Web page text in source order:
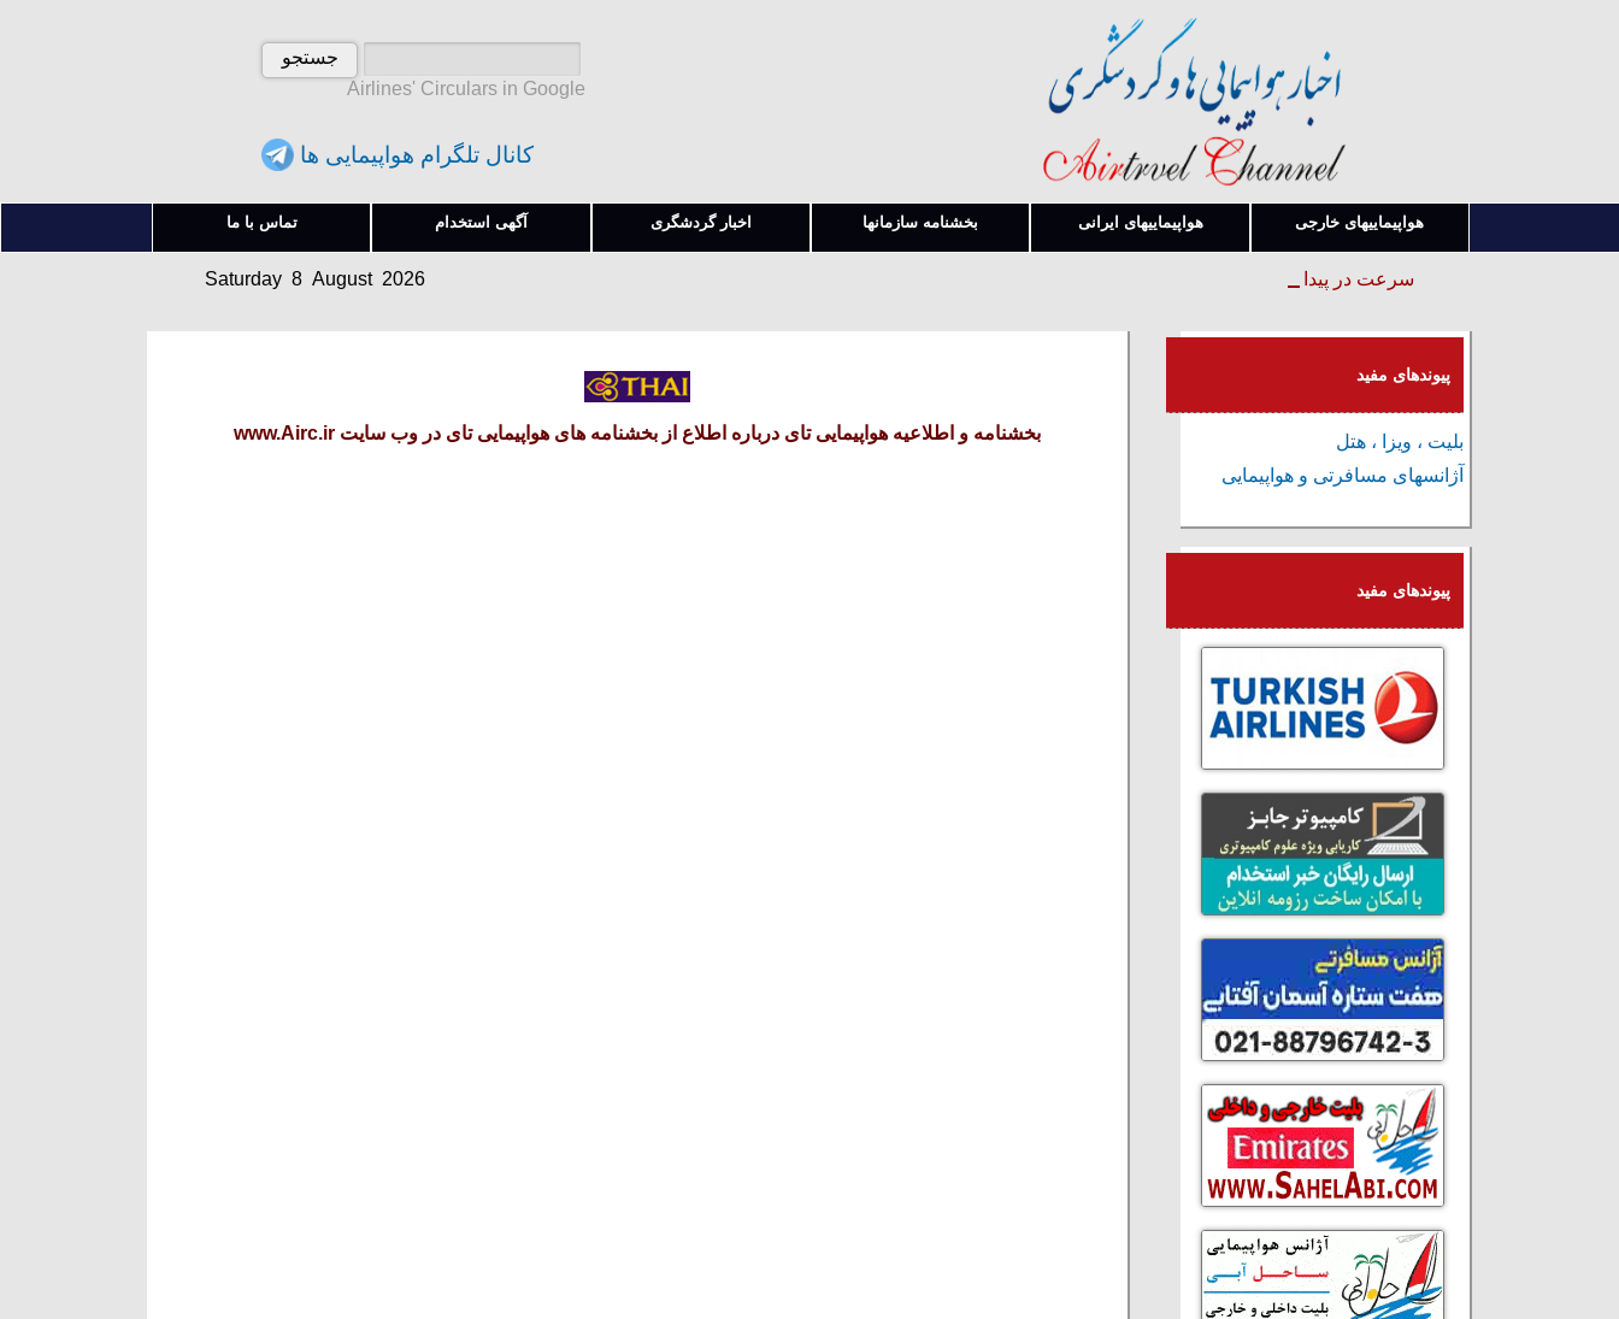
Airlines' Circulars in Google
کانال تلگرام هواپیمایی ها
هواپیماییهای خارجی هواپیماییهای ایرانی بخشنامه سازمانها اخبار گردشگری آگهی استخدام تماس با ما
سرعت در پیدا کردن قوانین و بخشنامه ها
Saturday 8 August 2026
شنبه 17 امرداد 1405
Saturday 8 August 2026
بخشنامه و اطلاعیه هواپیمایی تای درباره اطلاع از بخشنامه های هواپیمایی تای در وب سایت www.Airc.ir
پیوندهای مفید
بلیت ، ویزا ، هتل
آژانسهای مسافرتی و هواپیمایی
پیوندهای مفید